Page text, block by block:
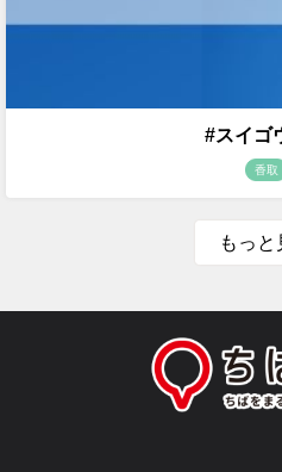
#スイゴ
香取
もっと